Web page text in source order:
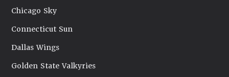
Chicago Sky
Connecticut Sun
Dallas Wings
Golden State Valkyries